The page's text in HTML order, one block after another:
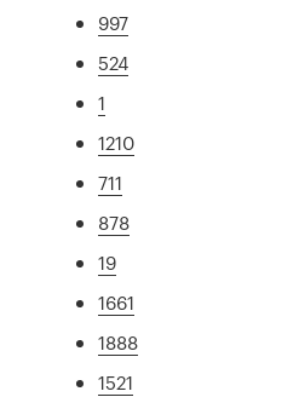
997
524
1
1210
711
878
19
1661
1888
1521